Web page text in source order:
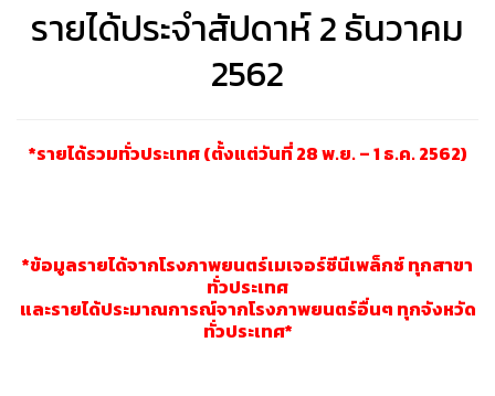
รายได้ประจำสัปดาห์ 2 ธันวาคม
2562
*รายได้รวมทั่วประเทศ (ตั้งแต่วันที่ 28 พ.ย. – 1 ธ.ค. 2562)
*ข้อมูลรายได้จากโรงภาพยนตร์เมเจอร์ซีนีเพล็กซ์ ทุกสาขา
ทั่วประเทศ
และรายได้ประมาณการณ์จากโรงภาพยนตร์อื่นๆ ทุกจังหวัด
ทั่วประเทศ*